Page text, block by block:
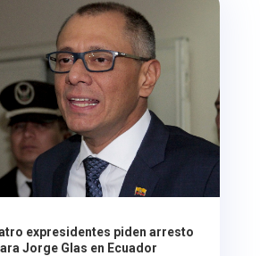
expresidentes piden arresto
Jorge Glas en Ecuador